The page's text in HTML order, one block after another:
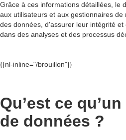
Grâce à ces informations détaillées, le
aux utilisateurs et aux gestionnaires de
des données, d'assurer leur intégrité
dans des analyses et des processus
{{nl-inline="/brouillon"}}
Qu’est ce
de données ?